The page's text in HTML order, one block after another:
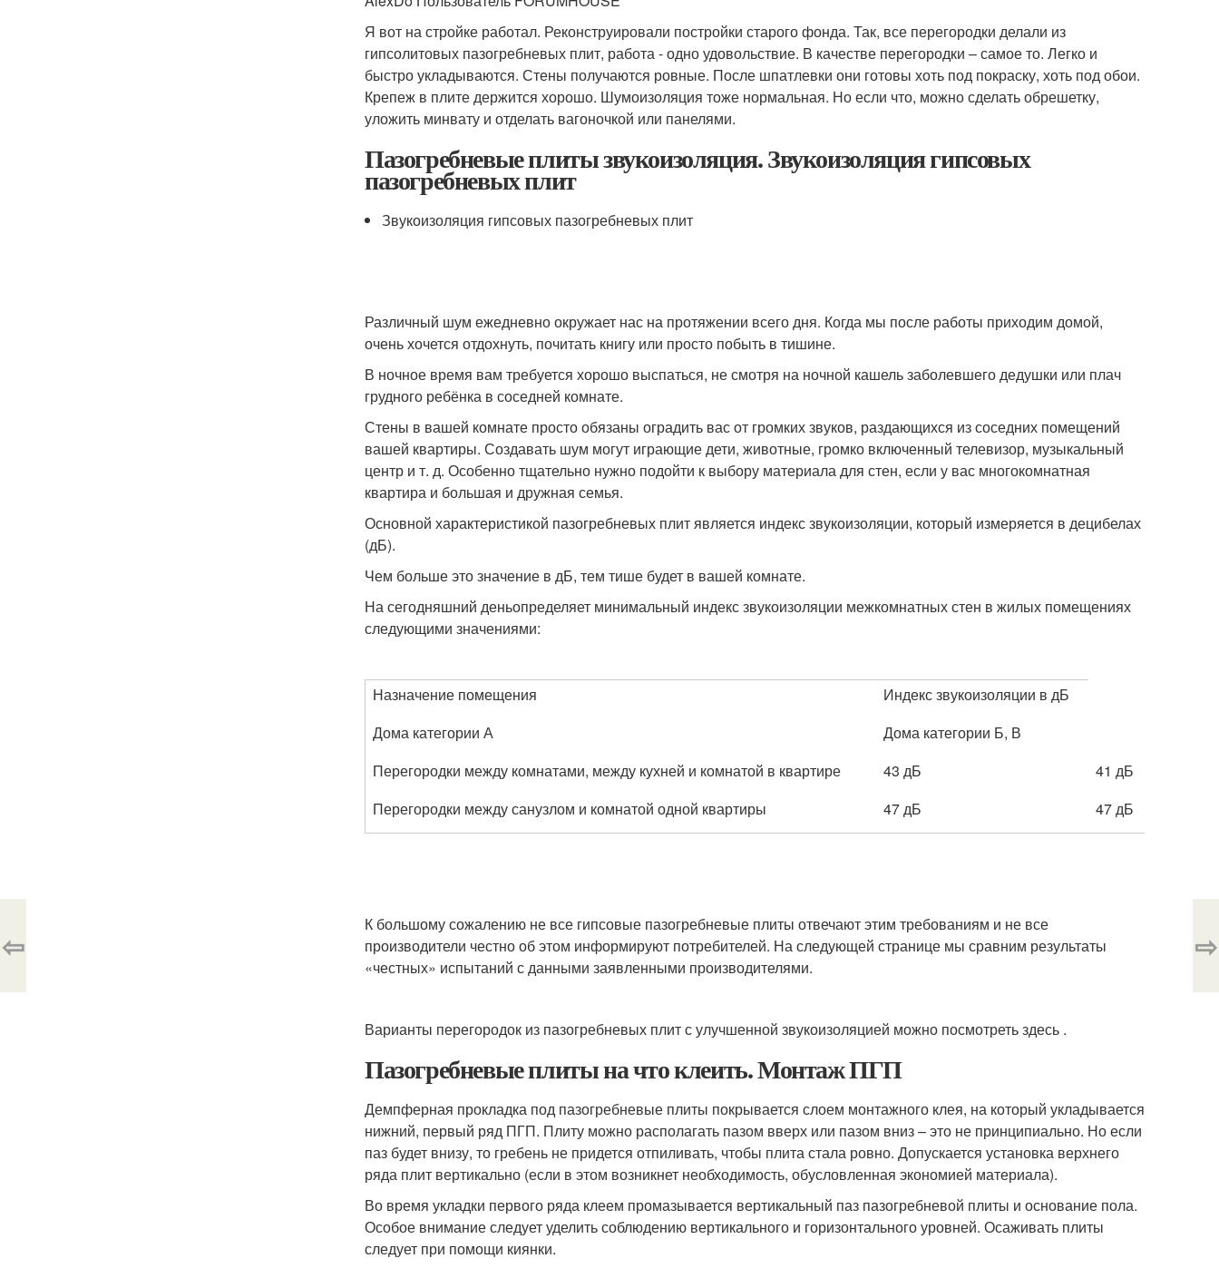
Я вот на стройке работал. Реконструировали постройки старого фонда. Так, все перегородки делали из
гипсолитовых пазогребневых плит, работа - одно удовольствие. В качестве перегородки – самое то. Легко и
быстро укладываются. Стены получаются ровные. После шпатлевки они готовы хоть под покраску, хоть под обои.
Крепеж в плите держится хорошо. Шумоизоляция тоже нормальная. Но если что, можно сделать обрешетку,
уложить минвату и отделать вагоночкой или панелями.
Пазогребневые плиты звукоизоляция. Звукоизоляция гипсовых
пазогребневых плит
Звукоизоляция гипсовых пазогребневых плит
Различный шум ежедневно окружает нас на протяжении всего дня. Когда мы после работы приходим домой,
очень хочется отдохнуть, почитать книгу или просто побыть в тишине.
В ночное время вам требуется хорошо выспаться, не смотря на ночной кашель заболевшего дедушки или плач
грудного ребёнка в соседней комнате.
Стены в вашей комнате просто обязаны оградить вас от громких звуков, раздающихся из соседних помещений
вашей квартиры. Создавать шум могут играющие дети, животные, громко включенный телевизор, музыкальный
центр и т. д. Особенно тщательно нужно подойти к выбору материала для стен, если у вас многокомнатная
квартира и большая и дружная семья.
Основной характеристикой пазогребневых плит является индекс звукоизоляции, который измеряется в децибелах
(дБ).
Чем больше это значение в дБ, тем тише будет в вашей комнате.
На сегодняшний деньопределяет минимальный индекс звукоизоляции межкомнатных стен в жилых помещениях
следующими значениями:
Назначение помещения
Индекс звукоизоляции в дБ
Дома категории А
Дома категории Б, В
Перегородки между комнатами, между кухней и комнатой в квартире
43 дБ
41 дБ
Перегородки между санузлом и комнатой одной квартиры
47 дБ 47 дБ
К большому сожалению не все гипсовые пазогребневые плиты отвечают этим требованиям и не все
производители честно об этом информируют потребителей. На следующей странице мы сравним результаты
«честных» испытаний с данными заявленными производителями.
Варианты перегородок из пазогребневых плит с улучшенной звукоизоляцией можно посмотреть здесь .
Пазогребневые плиты на что клеить. Монтаж ПГП
Демпферная прокладка под пазогребневые плиты покрывается слоем монтажного клея, на который укладывается
нижний, первый ряд ПГП. Плиту можно располагать пазом вверх или пазом вниз – это не принципиально. Но если
паз будет внизу, то гребень не придется отпиливать, чтобы плита стала ровно. Допускается установка верхнего
ряда плит вертикально (если в этом возникнет необходимость, обусловленная экономией материала).
Во время укладки первого ряда клеем промазывается вертикальный паз пазогребневой плиты и основание пола.
Особое внимание следует уделить соблюдению вертикального и горизонтального уровней. Осаживать плиты
следует при помощи киянки.
⇦ ⇨